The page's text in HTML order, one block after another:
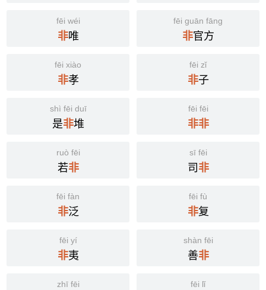
fēi wéi
非唯
fēi guān fāng
非官方
fēi xiào
非孝
fēi zǐ
非子
shì fēi duī
是非堆
fēi fēi
非非
ruò fēi
若非
sī fēi
司非
fēi fàn
非泛
fēi fù
非复
fēi yí
非夷
shàn fēi
善非
zhī fēi fēi lǐ